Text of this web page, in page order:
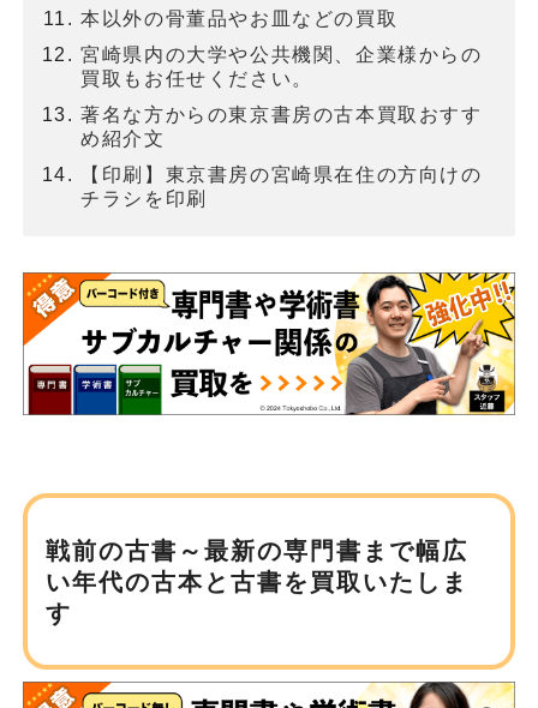
本以外の骨董品やお皿などの買取
宮崎県内の大学や公共機関、企業様からの
買取もお任せください。
著名な方からの東京書房の古本買取おすす
め紹介文
【印刷】東京書房の宮崎県在住の方向けの
チラシを印刷
戦前の古書～最新の専門書まで幅広
い年代の古本と古書を買取いたしま
す